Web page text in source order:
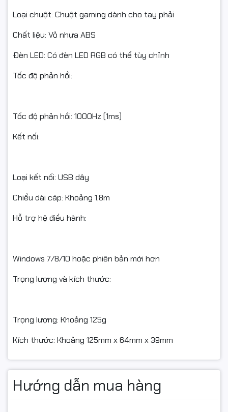
Loại chuột: Chuột gaming dành cho tay phải
Chất liệu: Vỏ nhựa ABS
Đèn LED: Có đèn LED RGB có thể tùy chỉnh
Tốc độ phản hồi:
Tốc độ phản hồi: 1000Hz (1ms)
Kết nối:
Loại kết nối: USB dây
Chiều dài cáp: Khoảng 1,8m
Hỗ trợ hệ điều hành:
Windows 7/8/10 hoặc phiên bản mới hơn
Trọng lượng và kích thước:
Trọng lượng: Khoảng 125g
Kích thước: Khoảng 125mm x 64mm x 39mm
Hướng dẫn mua hàng